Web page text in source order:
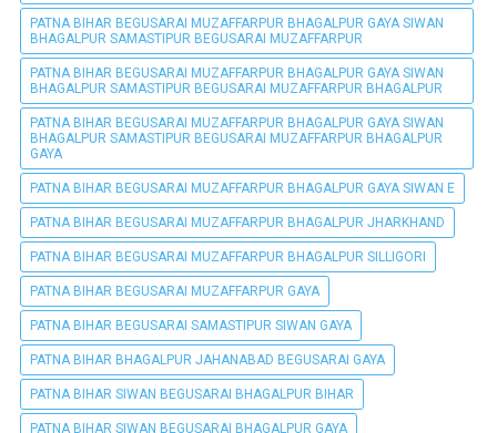
PATNA BIHAR BEGUSARAI MUZAFFARPUR BHAGALPUR GAYA SIWAN
BHAGALPUR SAMASTIPUR BEGUSARAI MUZAFFARPUR
PATNA BIHAR BEGUSARAI MUZAFFARPUR BHAGALPUR GAYA SIWAN
BHAGALPUR SAMASTIPUR BEGUSARAI MUZAFFARPUR BHAGALPUR
PATNA BIHAR BEGUSARAI MUZAFFARPUR BHAGALPUR GAYA SIWAN
BHAGALPUR SAMASTIPUR BEGUSARAI MUZAFFARPUR BHAGALPUR
GAYA
PATNA BIHAR BEGUSARAI MUZAFFARPUR BHAGALPUR GAYA SIWAN E
PATNA BIHAR BEGUSARAI MUZAFFARPUR BHAGALPUR JHARKHAND
PATNA BIHAR BEGUSARAI MUZAFFARPUR BHAGALPUR SILLIGORI
PATNA BIHAR BEGUSARAI MUZAFFARPUR GAYA
PATNA BIHAR BEGUSARAI SAMASTIPUR SIWAN GAYA
PATNA BIHAR BHAGALPUR JAHANABAD BEGUSARAI GAYA
PATNA BIHAR SIWAN BEGUSARAI BHAGALPUR BIHAR
PATNA BIHAR SIWAN BEGUSARAI BHAGALPUR GAYA